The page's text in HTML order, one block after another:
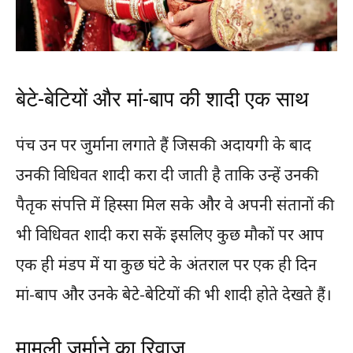
बेटे-बेटियों और मां-बाप की शादी एक साथ
पंच उन पर जुर्माना लगाते हैं जिसकी अदायगी के बाद
उनकी विधिवत शादी करा दी जाती है ताकि उन्हें उनकी
पैतृक संपत्ति में हिस्सा मिल सके और वे अपनी संतानों की
भी विधिवत शादी करा सकें इसलिए कुछ मौकों पर आप
एक ही मंडप में या कुछ घंटे के अंतराल पर एक ही दिन
मां-बाप और उनके बेटे-बेटियों की भी शादी होते देखते हैं।